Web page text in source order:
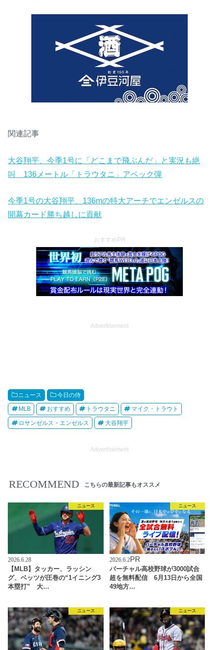
関連記事
大谷翔平、今季1号に「どこまで飛ぶんだ」と実況も絶
叫 136メートル「トラウタニ」アベック弾
今季1号の大谷翔平、136mの特大アーチでエンゼルスの
開幕カード勝ち越しに貢献
おすすめPR
Advertisement
ニュース 今日の侍
MLB おすすめ トラウタニ マイク・トラウト
ロサンゼルス・エンゼルス 大谷翔平
Advertisement
RECOMMEND こちらの最新記事もオススメ
ニュース
2026.6.28
【MLB】タッカー、ラッシン
グ、ベッツが圧巻の“1イニング3
本塁打” 大…
ニュース
2026.6.2PR
バーチャル高校野球が3000試合
超を無料配信 6月13日から全国
49地方…
ニュース ニュース